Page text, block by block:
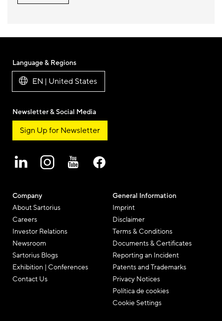
Company
About Sartorius
Careers
Investor Relations
Newsroom
Sartorius Blogs
Exhibition | Conferences
Contact Us
General Information
Imprint
Disclaimer
Terms & Conditions
Documents & Certificates
Reporting an Incident
Patents and Trademarks
Privacy Notices
Política de cookies
Cookie Settings
Language & Regions
EN | United States
Newsletter & Social Media
Sign Up for Newsletter